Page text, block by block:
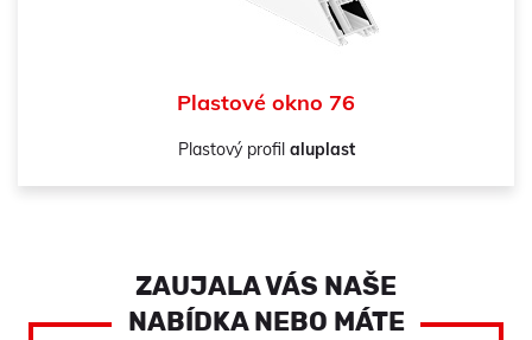
Plastové okno 76
Plastový profil aluplast
ZAUJALA VÁS NAŠE
NABÍDKA NEBO MÁTE